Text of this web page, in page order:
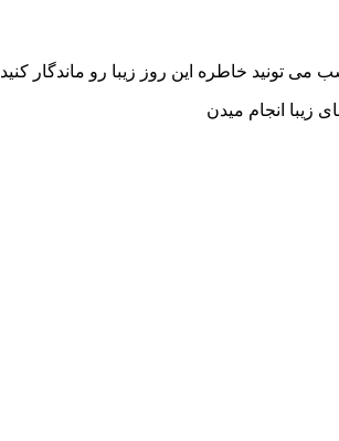
تونید خاطره این روز زیبا رو ماندگار کنید
زیبا انجام میدن